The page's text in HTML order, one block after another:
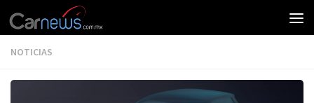
NOTICIAS